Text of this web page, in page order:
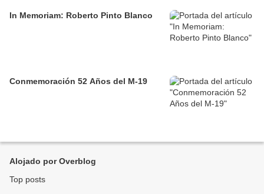
In Memoriam: Roberto Pinto Blanco
Conmemoración 52 Años del M-19
Alojado por Overblog
Top posts